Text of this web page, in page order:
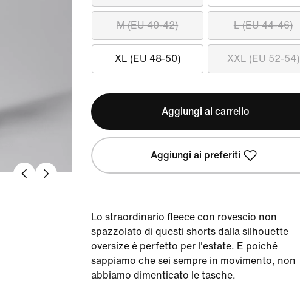
M (EU 40-42) L (EU 44-46)
XL (EU 48-50) XXL (EU 52-54)
Aggiungi al carrello
Aggiungi ai preferiti
Lo straordinario fleece con rovescio non
spazzolato di questi shorts dalla silhouette
oversize è perfetto per l'estate. E poiché
sappiamo che sei sempre in movimento, non
abbiamo dimenticato le tasche.